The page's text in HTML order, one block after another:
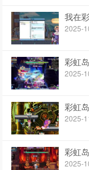
我在
2025-
彩虹
2025-
彩虹
2025-
彩虹
2025-